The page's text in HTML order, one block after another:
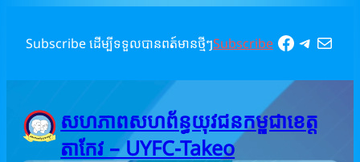
content
Subscribe ដើម្បីទទួលបានពត៍មានថ្មីៗSubscribe Mail
សហភាពសហព័ន្ធយុវជនកម្ពុជាខេត្ត
តាកែវ – UYFC-Takeo